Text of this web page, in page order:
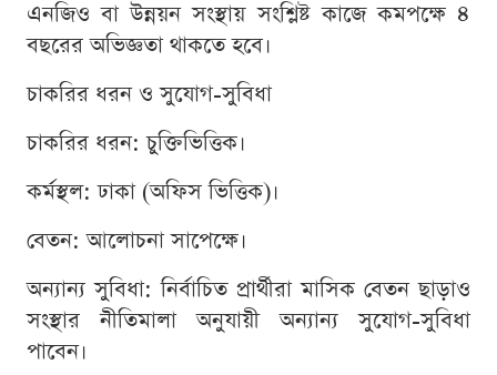
এনজিও বা উন্নয়ন সংস্থায় সংশ্লিষ্ট কাজে কমপক্ষে ৪
বছরের অভিজ্ঞতা থাকতে হবে।
চাকরির ধরন ও সুযোগ-সুবিধা
চাকরির ধরন: চুক্তিভিত্তিক।
কর্মস্থল: ঢাকা (অফিস ভিত্তিক)।
বেতন: আলোচনা সাপেক্ষে।
অন্যান্য সুবিধা: নির্বাচিত প্রার্থীরা মাসিক বেতন ছাড়াও
সংস্থার নীতিমালা অনুযায়ী অন্যান্য সুযোগ-সুবিধা
পাবেন।